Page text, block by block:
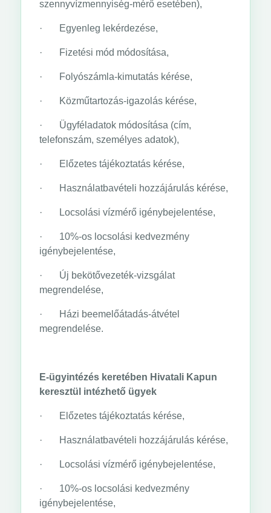
szennyvízmennyiség-mérő esetében),
· Egyenleg lekérdezése,
· Fizetési mód módosítása,
· Folyószámla-kimutatás kérése,
· Közműtartozás-igazolás kérése,
· Ügyféladatok módosítása (cím,
telefonszám, személyes adatok),
· Előzetes tájékoztatás kérése,
· Használatbavételi hozzájárulás kérése,
· Locsolási vízmérő igénybejelentése,
· 10%-os locsolási kedvezmény
igénybejelentése,
· Új bekötővezeték-vizsgálat
megrendelése,
· Házi beemelőátadás-átvétel
megrendelése.
E-ügyintézés keretében Hivatali Kapun
keresztül intézhető ügyek
· Előzetes tájékoztatás kérése,
· Használatbavételi hozzájárulás kérése,
· Locsolási vízmérő igénybejelentése,
· 10%-os locsolási kedvezmény
igénybejelentése,